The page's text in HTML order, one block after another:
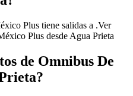
Plus tiene salidas a .Ver
Plus desde Agua Prieta
de Omnibus De